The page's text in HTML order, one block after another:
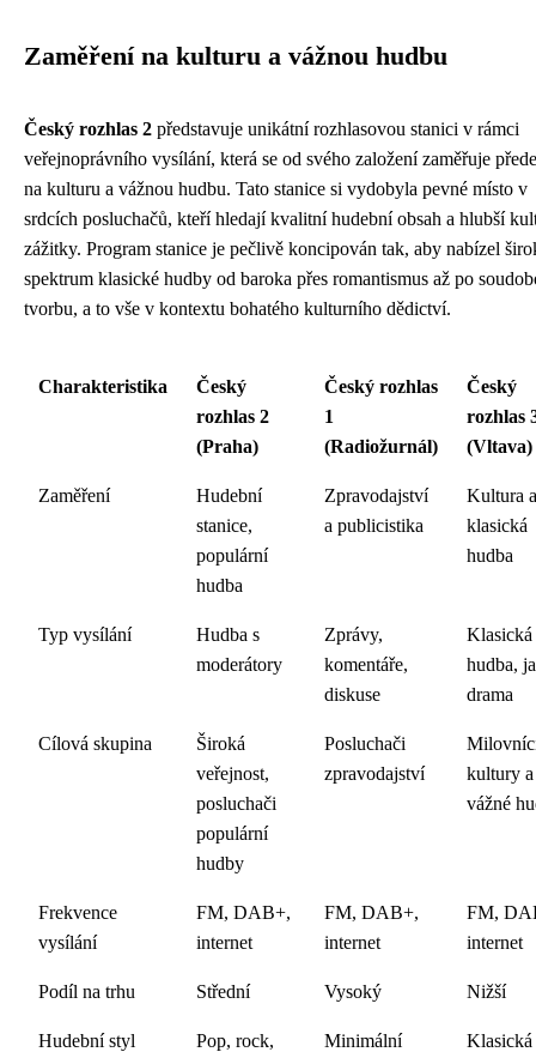
Zaměření na kulturu a vážnou hudbu
Český rozhlas 2 představuje unikátní rozhlasovou stanici v rámci
veřejnoprávního vysílání, která se od svého založení zaměřuje
na kulturu a vážnou hudbu. Tato stanice si vydobyla pevné místo v
srdcích posluchačů, kteří hledají kvalitní hudební obsah a hlubší
zážitky. Program stanice je pečlivě koncipován tak, aby nabízel
spektrum klasické hudby od baroka přes romantismus až po
tvorbu, a to vše v kontextu bohatého kulturního dědictví.
Charakteristika
Český
rozhlas 2
(Praha)
Český rozhlas
1
(Radiožurnál)
Český
rozhlas
(Vltava)
Zaměření
Hudební
stanice,
populární
hudba
Zpravodajství
a publicistika
Kultura a
klasická
hudba
Typ vysílání
Hudba s
moderátory
Zprávy,
komentáře,
diskuse
Klasická
hudba,
drama
Cílová skupina
Široká
veřejnost,
posluchači
populární
hudby
Posluchači
zpravodajství
kultury a
vážné
Frekvence
vysílání
FM, DAB+,
internet
FM, DAB+,
internet
FM,
internet
Podíl na trhu Střední Vysoký Nižší
Hudební styl
Pop, rock,
Minimální
Klasická